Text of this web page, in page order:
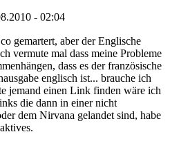
- 02:04
gemartert, aber der Englische
vermute mal dass meine Probleme
dass es der französische
englisch ist... brauche ich
jemand einen Link finden wäre ich
die dann in einer nicht
dem Nirvana gelandet sind, habe